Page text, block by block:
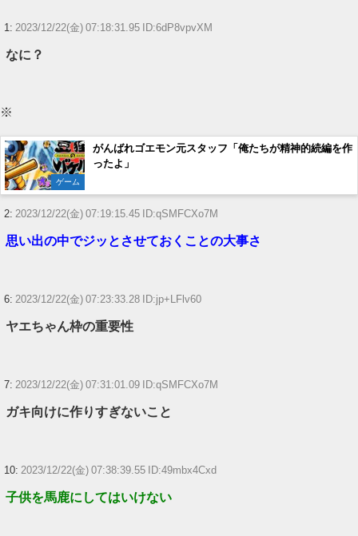
3,713 本
イのなら考える
【ウマ娘】ディザイアの謎ポーズ、完全にアレと一致ｗｗｗ
【競馬】G1・2勝 アスコリピチェーノが引退 繁殖入りへ
1: 2023/12/22(金) 07:18:31.95 ID:6dP8vpvXM
なに？
※
ゲーム
がんばれゴエモン元スタッフ「俺たちが精神的続編を作
ったよ」
2: 2023/12/22(金) 07:19:15.45 ID:qSMFCXo7M
思い出の中でジッとさせておくことの大事さ
6: 2023/12/22(金) 07:23:33.28 ID:jp+LFlv60
ヤエちゃん枠の重要性
7: 2023/12/22(金) 07:31:01.09 ID:qSMFCXo7M
ガキ向けに作りすぎないこと
10: 2023/12/22(金) 07:38:39.55 ID:49mbx4Cxd
子供を馬鹿にしてはいけない